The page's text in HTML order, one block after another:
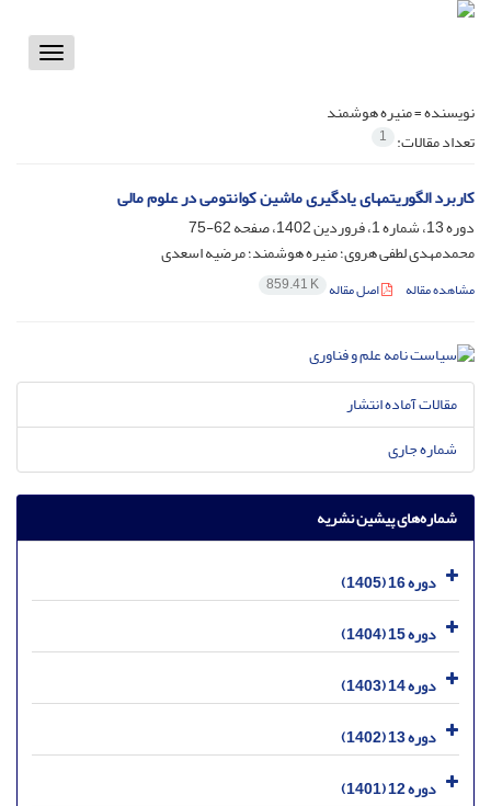
Toggle
نویسنده =منیره هوشمند
تعداد مقالات: 1
کاربرد الگوریتمهای یادگیری ماشین کوانتومی در علوم مالی
دوره 13، شماره 1، فروردین 1402، صفحه
62-75
محمدمهدی لطفی هروی؛ منیره هوشمند؛ مرضیه اسعدی
مشاهده مقاله اصل مقاله 859.41 K
مقالات آماده انتشار
شماره جاری
شماره‌های پیشین نشریه
دوره 16 (1405)
دوره 15 (1404)
دوره 14 (1403)
دوره 13 (1402)
دوره 12 (1401)